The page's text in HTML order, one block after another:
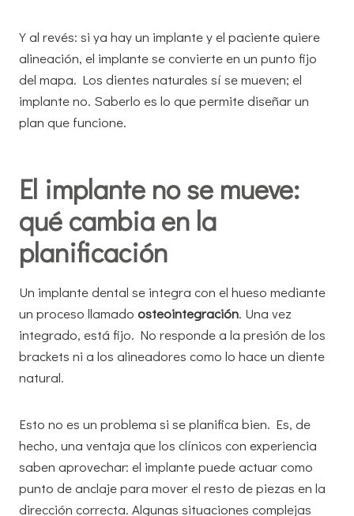
Y al revés: si ya hay un implante y el paciente quiere
alineación, el implante se convierte en un punto fijo
del mapa. Los dientes naturales sí se mueven; el
implante no. Saberlo es lo que permite diseñar un
plan que funcione.
El implante no se mueve:
qué cambia en la
planificación
Un implante dental se integra con el hueso mediante
un proceso llamado osteointegración. Una vez
integrado, está fijo. No responde a la presión de los
brackets ni a los alineadores como lo hace un diente
natural.
Esto no es un problema si se planifica bien. Es, de
hecho, una ventaja que los clínicos con experiencia
saben aprovechar: el implante puede actuar como
punto de anclaje para mover el resto de piezas en la
dirección correcta. Algunas situaciones complejas